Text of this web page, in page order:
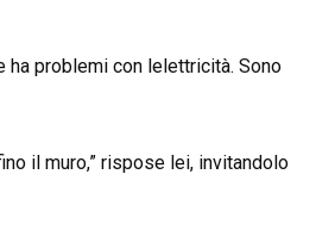
ha problemi con lelettricità. Sono
il muro,” rispose lei, invitandolo